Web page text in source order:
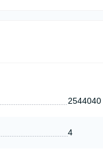
2544040
4